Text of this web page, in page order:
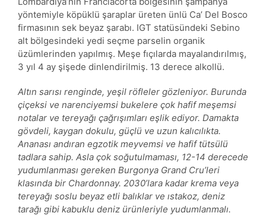
yöntemiyle köpüklü şaraplar üreten ünlü Ca’ Del Bosco
firmasının sek beyaz şarabı. IGT statüsündeki Sebino
alt bölgesindeki yedi seçme parselin organik
üzümlerinden yapılmış. Meşe fıçılarda mayalandırılmış,
3 yıl 4 ay şişede dinlendirilmiş. 13 derece alkollü.
Altın sarısı renginde, yeşil röfleler gözleniyor. Burunda
çiçeksi ve narenciyemsi bukelere çok hafif meşemsi
notalar ve tereyağı çağrışımları eşlik ediyor. Damakta
gövdeli, kaygan dokulu, güçlü ve uzun kalıcılıkta.
Ananası andıran egzotik meyvemsi ve hafif tütsülü
tadlara sahip. Asla çok soğutulmaması, 12-14 derecede
yudumlanması gereken Burgonya Grand Cru’leri
klasında bir Chardonnay. 2030’lara kadar krema veya
tereyağı soslu beyaz etli balıklar ve ıstakoz, deniz
tarağı gibi kabuklu deniz ürünleriyle yudumlanmalı.